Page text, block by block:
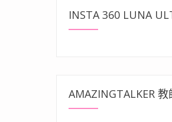
INSTA 360 LUNA
AMAZINGTALKER 教